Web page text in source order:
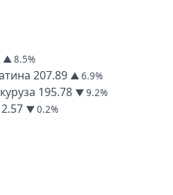
▲ 8.5%
207.89 ▲ 6.9%
195.78 ▼ 9.2%
▼ 0.2%